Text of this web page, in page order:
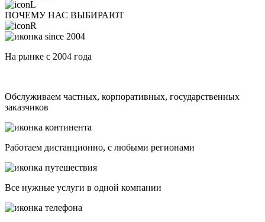
ПОЧЕМУ НАС ВЫБИРАЮТ
На рынке с 2004 года
Обслуживаем частных, корпоративных, государственных
заказчиков
Работаем дистанционно, с любыми регионами
Все нужные услуги в одной компании